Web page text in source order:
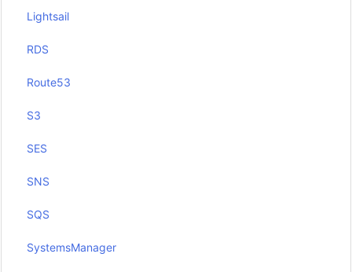
Lightsail
RDS
Route53
S3
SES
SNS
SQS
SystemsManager